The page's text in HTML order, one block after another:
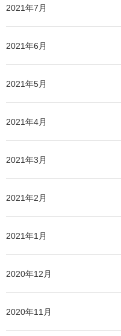
2021年7月
2021年6月
2021年5月
2021年4月
2021年3月
2021年2月
2021年1月
2020年12月
2020年11月